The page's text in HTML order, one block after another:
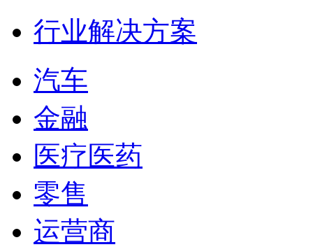
行业解决方案
汽车
金融
医疗医药
零售
运营商